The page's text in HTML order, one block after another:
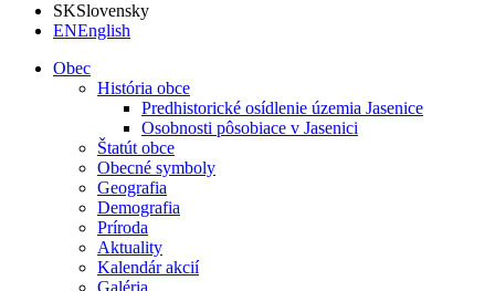
SKSlovensky
ENEnglish
Obec
História obce
Predhistorické osídlenie územia Jasenice
Osobnosti pôsobiace v Jasenici
Štatút obce
Obecné symboly
Geografia
Demografia
Príroda
Aktuality
Kalendár akcií
Galéria